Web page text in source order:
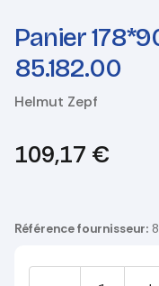
Panier
85.182.00
Helmut Zepf
109,17 €
Référence fournisseur: